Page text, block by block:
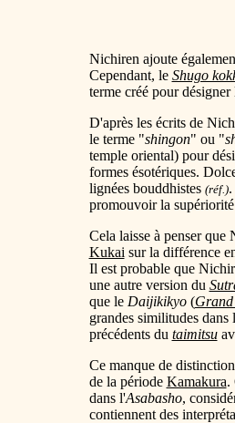
Nichiren ajoute
Cependant, le Shugo
terme créé pour
D'après les écrits de
le terme "shingon" ou "
temple oriental) pour
formes ésotériques.
lignées bouddhistes (réf.).
promouvoir la
Cela laisse à penser que
Kukai sur la différence
Il est probable que
une autre version du
que leDaijikikyo (Grand
grandes similitudes dans
précédents du taimitsu
Ce manque de
de la période Kamakura.
dans l'Asabasho,
contiennent des